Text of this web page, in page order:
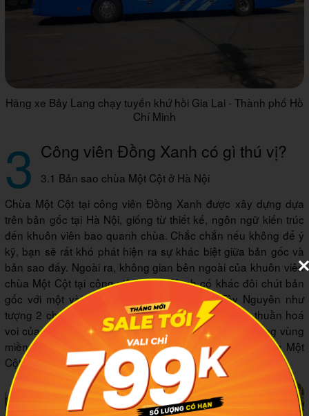
Hãng xe Bảy Lang chạy tuyến khứ hồi Gia Lai - Thành phố Hồ
Chí Minh
3 Công viên Đồng Xanh có gì thú vị?
3.1 Bản sao chùa Một Cột ở Hà Nội
Chùa Một Cột tại công viên Đồng Xanh được xây dựng dựa
trên bản gốc tại Hà Nội, giống từ thiết kế, ngôn ngữ kiến trúc
đến khuôn viên bao quanh chùa. Chắc chắn nếu không để ý
kỹ, bạn sẽ rất khó phát hiện ra sự khác biệt giữa bản gốc và
bản sao đấy. Ngoài ra, không gian bên ngoài của khuôn viên
chùa Một Cột tại công viên Đồng Xanh có khác đôi chút bản
gốc với một vài điểm đặc trưng của vùng Tây Nguyên như
tượng 2 chú voi đá, thể hiện khả năng săn bắt và thuần hoá
voi của người dân nơi đây. Tuy vậy, các điểm đặc trưng vùng
miền này không mang lại cảm giác tranh chấp với chùa Một
Cột mà tôn lên vẻ đẹp vốn có của nó.